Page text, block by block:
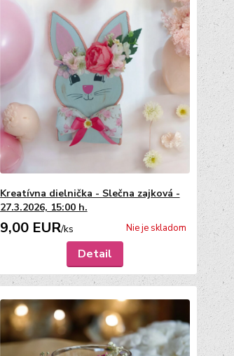
Kreatívna dielnička - Slečna zajková -
27.3.2026, 15:00 h.
9,00 EUR/ks Nie je skladom
Detail